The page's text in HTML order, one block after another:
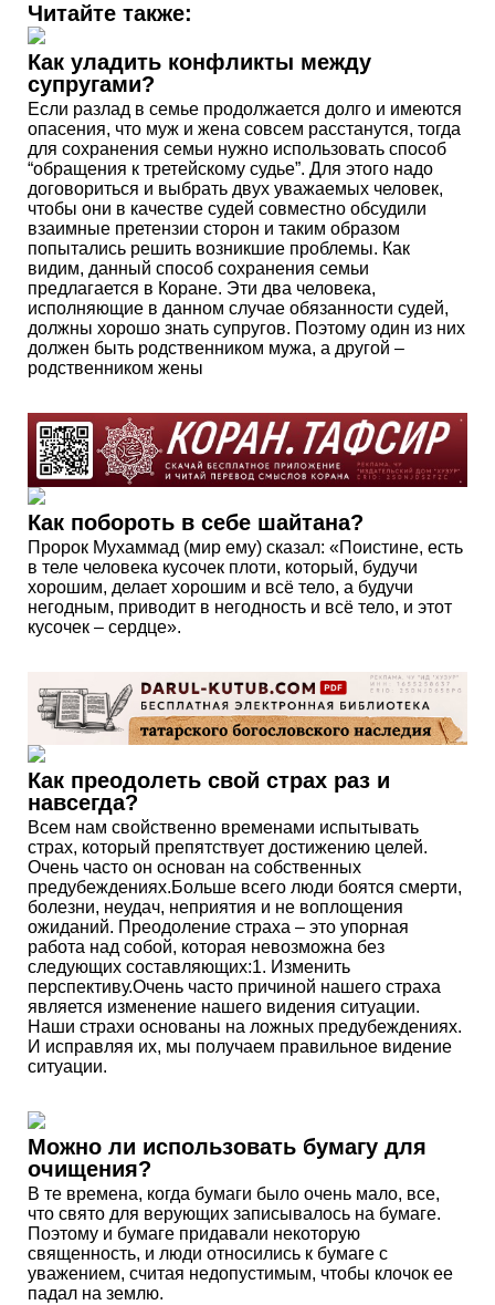
Читайте также:
Как уладить конфликты между
супругами?
Если разлад в семье продолжается долго и имеются
опасения, что муж и жена совсем расстанутся, тогда
для сохранения семьи нужно использовать способ
“обращения к третейскому судье”. Для этого надо
договориться и выбрать двух уважаемых человек,
чтобы они в качестве судей совместно обсудили
взаимные претензии сторон и таким образом
попытались решить возникшие проблемы. Как
видим, данный способ сохранения семьи
предлагается в Коране. Эти два человека,
исполняющие в данном случае обязанности судей,
должны хорошо знать супругов. Поэтому один из них
должен быть родственником мужа, а другой –
родственником жены
Как побороть в себе шайтана?
Пророк Мухаммад (мир ему) сказал: «Поистине, есть
в теле человека кусочек плоти, который, будучи
хорошим, делает хорошим и всё тело, а будучи
негодным, приводит в негодность и всё тело, и этот
кусочек – сердце».
Как преодолеть свой страх раз и
навсегда?
Всем нам свойственно временами испытывать
страх, который препятствует достижению целей.
Очень часто он основан на собственных
предубеждениях.Больше всего люди боятся смерти,
болезни, неудач, неприятия и не воплощения
ожиданий. Преодоление страха – это упорная
работа над собой, которая невозможна без
следующих составляющих:1. Изменить
перспективу.Очень часто причиной нашего страха
является изменение нашего видения ситуации.
Наши страхи основаны на ложных предубеждениях.
И исправляя их, мы получаем правильное видение
ситуации.
Можно ли использовать бумагу для
очищения?
В те времена, когда бумаги было очень мало, все,
что свято для верующих записывалось на бумаге.
Поэтому и бумаге придавали некоторую
священность, и люди относились к бумаге с
уважением, считая недопустимым, чтобы клочок ее
падал на землю.